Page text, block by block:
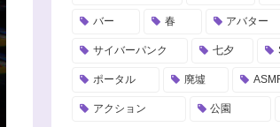
バー 春 アバター
サイバーパンク 七夕
ポータル 廃墟
アクション 公園